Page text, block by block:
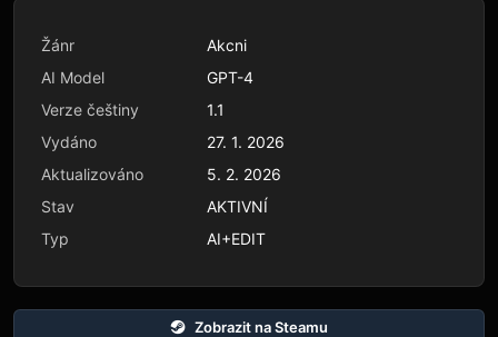
Žánr
Akcni
AI Model
GPT-4
Verze češtiny
1.1
Vydáno
27. 1. 2026
Aktualizováno
5. 2. 2026
Stav
AKTIVNÍ
Typ
AI+EDIT
Zobrazit na Steamu